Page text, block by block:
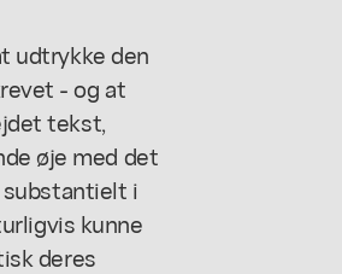
udtrykke den
- og at
tekst,
øje med det
substantielt i
kunne
deres